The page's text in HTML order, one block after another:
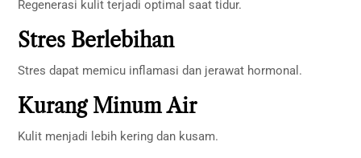
Regenerasi kulit terjadi optimal saat tidur.
Stres Berlebihan
Stres dapat memicu inflamasi dan jerawat hormonal.
Kurang Minum Air
Kulit menjadi lebih kering dan kusam.